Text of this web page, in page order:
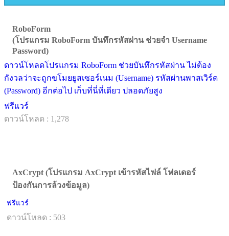
RoboForm
(โปรแกรม RoboForm บันทึกรหัสผ่าน ช่วยจำ Username
Password)
ดาวน์โหลดโปรแกรม RoboForm ช่วยบันทึกรหัสผ่าน ไม่ต้อง
กังวลว่าจะถูกขโมยยูสเซอร์เนม (Username) รหัสผ่านพาสเวิร์ด
(Password) อีกต่อไป เก็บที่นี่ที่เดียว ปลอดภัยสูง
ฟรีแวร์
ดาวน์โหลด : 1,278
AxCrypt (โปรแกรม AxCrypt เข้ารหัสไฟล์ โฟลเดอร์
ป้องกันการล้วงข้อมูล)
ฟรีแวร์
ดาวน์โหลด : 503